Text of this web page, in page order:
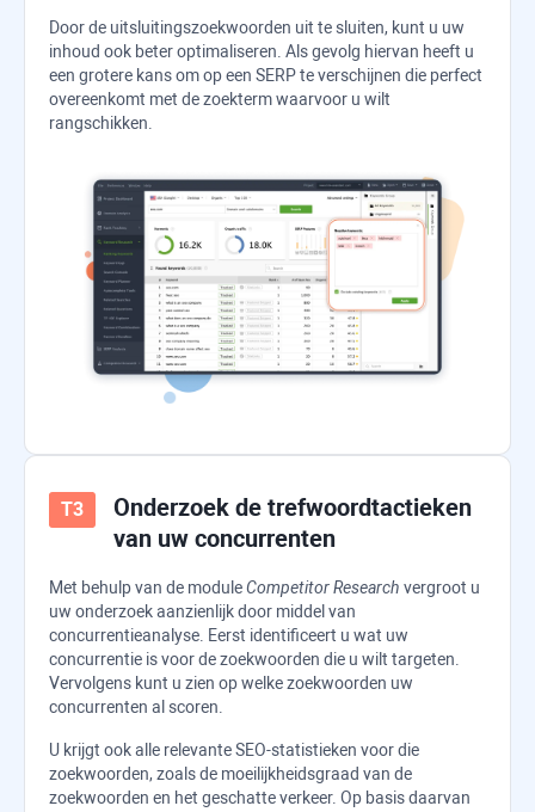
Door de uitsluitingszoekwoorden uit te sluiten, kunt u uw
inhoud ook beter optimaliseren. Als gevolg hiervan heeft u
een grotere kans om op een SERP te verschijnen die perfect
overeenkomt met de zoekterm waarvoor u wilt
rangschikken.
Onderzoek de trefwoordtactieken
van uw concurrenten
Met behulp van de moduleCompetitor Research vergroot u
uw onderzoek aanzienlijk door middel van
concurrentieanalyse. Eerst identificeert u wat uw
concurrentie is voor de zoekwoorden die u wilt targeten.
Vervolgens kunt u zien op welke zoekwoorden uw
concurrenten al scoren.
U krijgt ook alle relevante SEO-statistieken voor die
zoekwoorden, zoals de moeilijkheidsgraad van de
zoekwoorden en het geschatte verkeer. Op basis daarvan